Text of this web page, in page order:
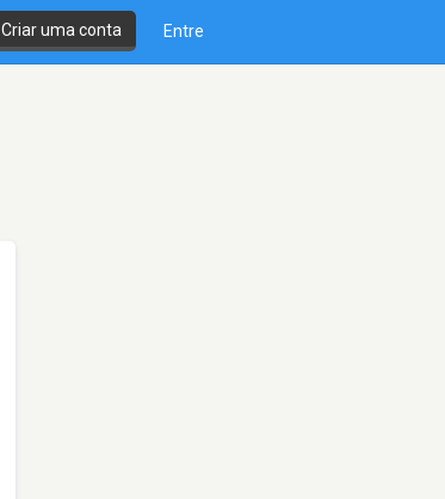
Criar uma conta Entre